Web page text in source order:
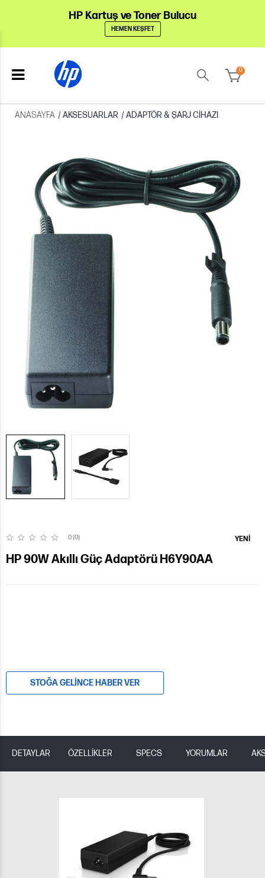
HP Kartuş ve Toner Bulucu
HEMEN KEŞFET
0
ANASAYFA /AKSESUARLAR /ADAPTÖR & ŞARJ CIHAZI
YENI
0 (0)
HP 90W Akıllı Güç Adaptörü H6Y90AA
STOĞA GELINCE HABER VER
DETAYLAR ÖZELLİKLER SPECS YORUMLAR